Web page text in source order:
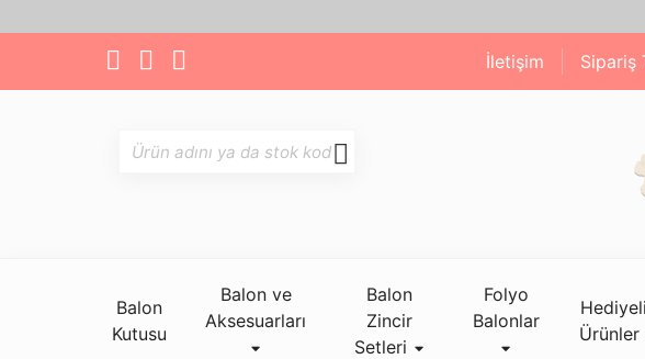
İletişim Sipariş
Balon
Kutusu
Balon ve
Aksesuarları
Balon
Zincir
Setleri
Folyo
Balonlar
Ürünler